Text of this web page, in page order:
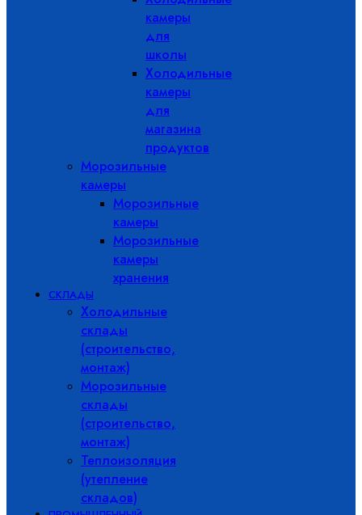
камеры
для
школы
Холодильные
камеры
для
магазина
продуктов
Морозильные
камеры
Морозильные
камеры
Морозильные
камеры
хранения
СКЛАДЫ
Холодильные
склады
(строительство,
монтаж)
Морозильные
склады
(строительство,
монтаж)
Теплоизоляция
(утепление
складов)